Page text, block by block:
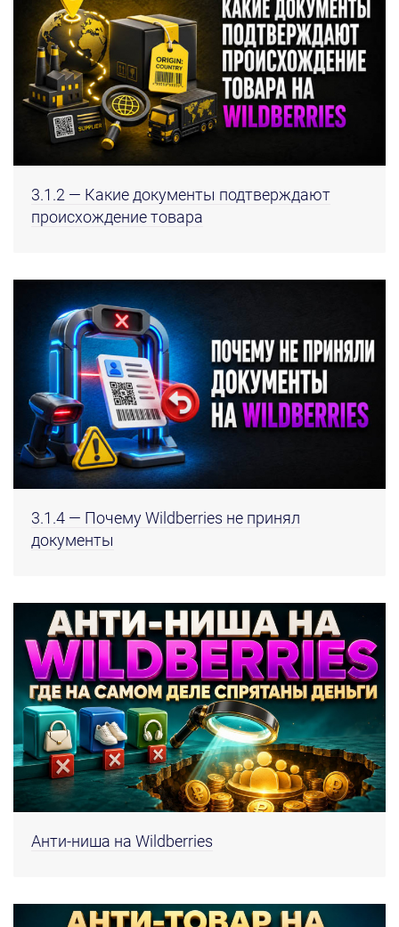
3.1.2 — Какие документы подтверждают
происхождение товара
3.1.4 — Почему Wildberries не принял
документы
Анти-ниша на Wildberries